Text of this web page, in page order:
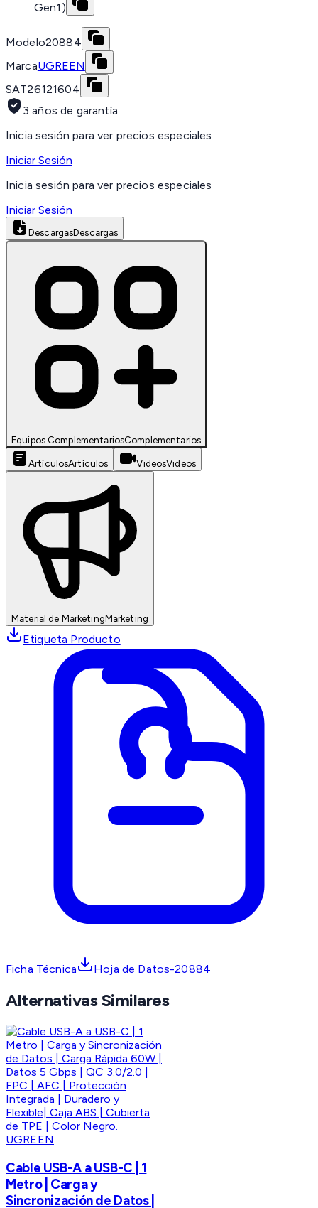
Gen1)
Modelo20884
MarcaUGREEN
SAT26121604
3 años de garantía
Inicia sesión para ver precios especiales
Iniciar Sesión
Inicia sesión para ver precios especiales
Iniciar Sesión
DescargasDescargas
Equipos ComplementariosComplementarios
ArtículosArtículos VideosVideos
Material de MarketingMarketing
Etiqueta Producto
Ficha Técnica Hoja de Datos-20884
Alternativas Similares
UGREEN
Cable USB-A a USB-C | 1
Metro | Carga y
Sincronización de Datos |